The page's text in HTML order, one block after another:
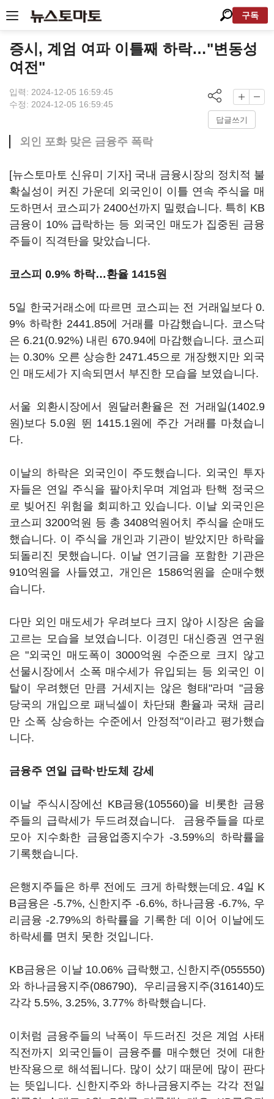
구독
증시, 계엄 여파 이틀째 하락…"변동성
여전"
입력: 2024-12-05 16:59:45
수정: 2024-12-05 16:59:45
답글쓰기
외인 포화 맞은 금융주 폭락
[뉴스토마토 신유미 기자] 국내 금융시장의 정치적 불
확실성이 커진 가운데 외국인이 이틀 연속 주식을 매
도하면서 코스피가 2400선까지 밀렸습니다. 특히 KB
금융이 10% 급락하는 등 외국인 매도가 집중된 금융
주들이 직격탄을 맞았습니다.
코스피 0.9% 하락…환율 1415원
5일 한국거래소에 따르면 코스피는 전 거래일보다 0.
9% 하락한 2441.85에 거래를 마감했습니다. 코스닥
은 6.21(0.92%) 내린 670.94에 마감했습니다. 코스피
는 0.30% 오른 상승한 2471.45으로 개장했지만 외국
인 매도세가 지속되면서 부진한 모습을 보였습니다.
서울 외환시장에서 원달러환율은 전 거래일(1402.9
원)보다 5.0원 뛴 1415.1원에 주간 거래를 마쳤습니
다.
이날의 하락은 외국인이 주도했습니다. 외국인 투자
자들은 연일 주식을 팔아치우며 계엄과 탄핵 정국으
로 빚어진 위험을 회피하고 있습니다. 이날 외국인은
코스피 3200억원 등 총 3408억원어치 주식을 순매도
했습니다. 이 주식을 개인과 기관이 받았지만 하락을
되돌리진 못했습니다. 이날 연기금을 포함한 기관은
910억원을 사들였고, 개인은 1586억원을 순매수했
습니다.
다만 외인 매도세가 우려보다 크지 않아 시장은 숨을
고르는 모습을 보였습니다. 이경민 대신증권 연구원
은 "외국인 매도폭이 3000억원 수준으로 크지 않고
선물시장에서 소폭 매수세가 유입되는 등 외국인 이
탈이 우려했던 만큼 거세지는 않은 형태"라며 "금융
당국의 개입으로 패닉셀이 차단돼 환율과 국채 금리
만 소폭 상승하는 수준에서 안정적"이라고 평가했습
니다.
금융주 연일 급락·반도체 강세
이날 주식시장에선 KB금융(105560)을 비롯한 금융
주들의 급락세가 두드려졌습니다. 금융주들을 따로
모아 지수화한 금융업종지수가 -3.59%의 하락률을
기록했습니다.
은행지주들은 하루 전에도 크게 하락했는데요. 4일 K
B금융은 -5.7%, 신한지주 -6.6%, 하나금융 -6.7%, 우
리금융 -2.79%의 하락률을 기록한 데 이어 이날에도
하락세를 면치 못한 것입니다.
KB금융은 이날 10.06% 급락했고, 신한지주(055550)
와 하나금융지주(086790), 우리금융지주(316140)도
각각 5.5%, 3.25%, 3.77% 하락했습니다.
이처럼 금융주들의 낙폭이 두드러진 것은 계엄 사태
직전까지 외국인들이 금융주를 매수했던 것에 대한
반작용으로 해석됩니다. 많이 샀기 때문에 많이 판다
는 뜻입니다. 신한지주와 하나금융지주는 각각 전일